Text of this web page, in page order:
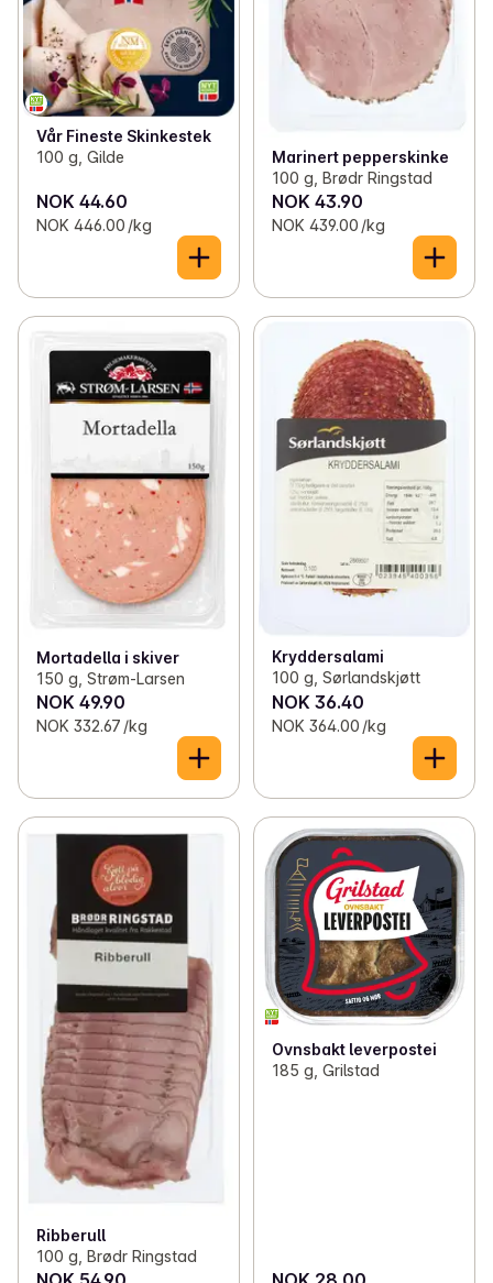
Vår Fineste Skinkestek
100 g, Gilde
NOK 44.60
NOK 446.00 /kg
Marinert pepperskinke
100 g, Brødr Ringstad
NOK 43.90
NOK 439.00 /kg
Mortadella i skiver
150 g, Strøm-Larsen
NOK 49.90
NOK 332.67 /kg
Kryddersalami
100 g, Sørlandskjøtt
NOK 36.40
NOK 364.00 /kg
Ribberull
100 g, Brødr Ringstad
Ovnsbakt leverpostei
185 g, Grilstad